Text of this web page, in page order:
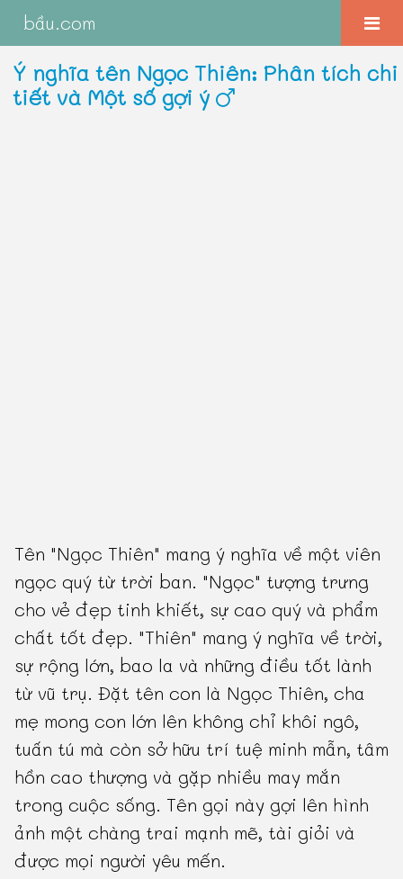
bầu.com
Ý nghĩa tên Ngọc Thiên: Phân tích chi
tiết và Một số gợi ý
Tên "Ngọc Thiên" mang ý nghĩa về một viên
ngọc quý từ trời ban. "Ngọc" tượng trưng
cho vẻ đẹp tinh khiết, sự cao quý và phẩm
chất tốt đẹp. "Thiên" mang ý nghĩa về trời,
sự rộng lớn, bao la và những điều tốt lành
từ vũ trụ. Đặt tên con là Ngọc Thiên, cha
mẹ mong con lớn lên không chỉ khôi ngô,
tuấn tú mà còn sở hữu trí tuệ minh mẫn, tâm
hồn cao thượng và gặp nhiều may mắn
trong cuộc sống. Tên gọi này gợi lên hình
ảnh một chàng trai mạnh mẽ, tài giỏi và
được mọi người yêu mến.